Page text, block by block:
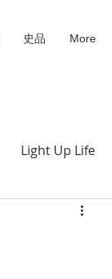
史品 More
Light Up Life
Positive Mindset